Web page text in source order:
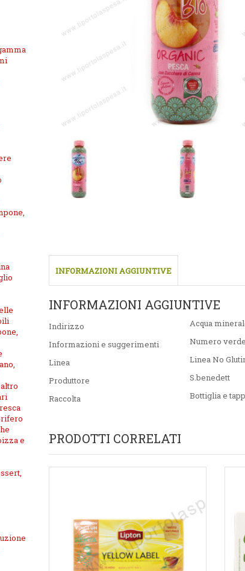
INFORMAZIONI AGGIUNTIVE
INFORMAZIONI AGGIUNTIVE
Indirizzo
Acqua
Informazioni e suggerimenti
Numero
Linea
Linea No
Produttore
S.benedett
Raccolta
Bottiglia e
PRODOTTI CORRELATI
e